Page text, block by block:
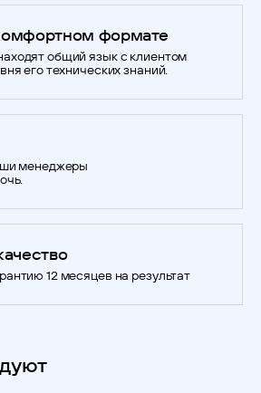
формате
общий язык с клиентом
его технических знаний.
менеджеры
12 месяцев на результат